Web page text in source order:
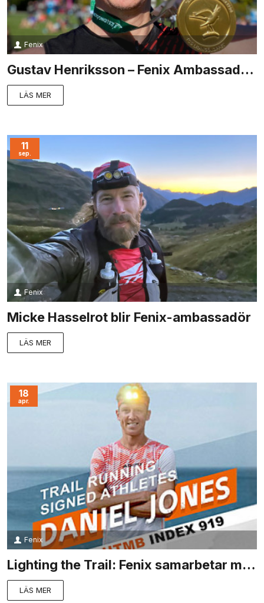
Fenix
Gustav Henriksson – Fenix Ambassadör i fokus
LÄS MER
11
sep.
Fenix
Micke Hasselrot blir Fenix-ambassadör
LÄS MER
18
apr.
Fenix
Lighting the Trail: Fenix samarbetar med Daniel Jones
LÄS MER